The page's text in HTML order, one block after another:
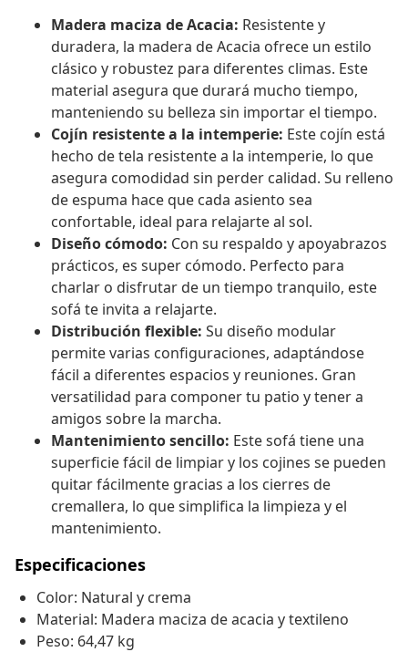
Madera maciza de Acacia: Resistente y
duradera, la madera de Acacia ofrece un estilo
clásico y robustez para diferentes climas. Este
material asegura que durará mucho tiempo,
manteniendo su belleza sin importar el tiempo.
Cojín resistente a la intemperie: Este cojín está
hecho de tela resistente a la intemperie, lo que
asegura comodidad sin perder calidad. Su relleno
de espuma hace que cada asiento sea
confortable, ideal para relajarte al sol.
Diseño cómodo: Con su respaldo y apoyabrazos
prácticos, es super cómodo. Perfecto para
charlar o disfrutar de un tiempo tranquilo, este
sofá te invita a relajarte.
Distribución flexible: Su diseño modular
permite varias configuraciones, adaptándose
fácil a diferentes espacios y reuniones. Gran
versatilidad para componer tu patio y tener a
amigos sobre la marcha.
Mantenimiento sencillo: Este sofá tiene una
superficie fácil de limpiar y los cojines se pueden
quitar fácilmente gracias a los cierres de
cremallera, lo que simplifica la limpieza y el
mantenimiento.
Especificaciones
Color: Natural y crema
Material: Madera maciza de acacia y textileno
Peso: 64,47 kg